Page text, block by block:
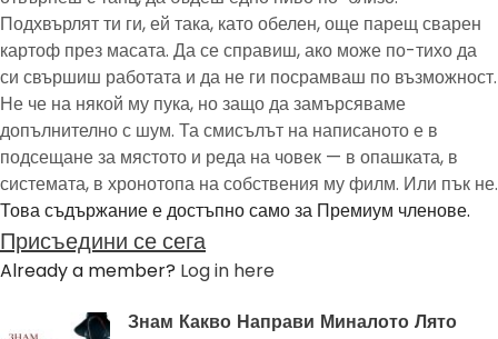
Подхвърлят ти ги, ей така, като обелен, още парещ сварен
картоф през масата. Да се справиш, ако може по-тихо да
си свършиш работата и да не ги посрамваш по възможност.
Не че на някой му пука, но защо да замърсяваме
допълнително с шум. Та смисълът на написаното е в
подсещане за мястото и реда на човек — в опашката, в
системата, в хронотопа на собствения му филм. Или пък не.
Това съдържание е достъпно само за Премиум членове.
Присъедини се сега
Already a member? Log in here
Знам Какво Направи Миналото Лято